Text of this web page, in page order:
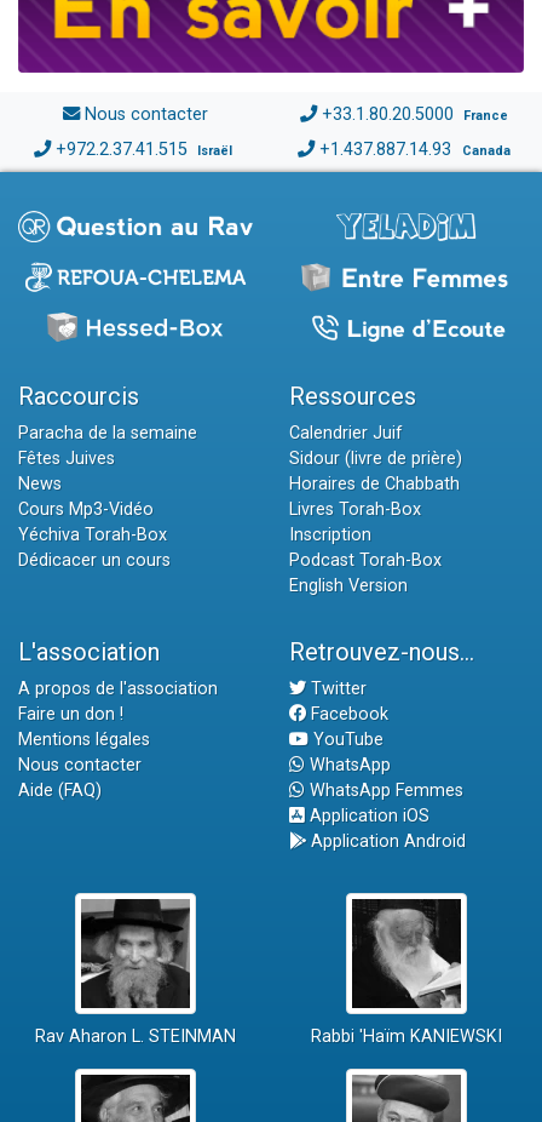
Nous contacter +33.1.80.20.5000 France
+972.2.37.41.515 Israël +1.437.887.14.93 Canada
Raccourcis
Paracha de la semaine
Fêtes Juives
News
Cours Mp3-Vidéo
Yéchiva Torah-Box
Dédicacer un cours
Ressources
Calendrier Juif
Sidour (livre de prière)
Horaires de Chabbath
Livres Torah-Box
Inscription
Podcast Torah-Box
English Version
L'association
A propos de l'association
Faire un don !
Mentions légales
Nous contacter
Aide (FAQ)
Retrouvez-nous...
Twitter
Facebook
YouTube
WhatsApp
WhatsApp Femmes
Application iOS
Application Android
Rav Aharon L. STEINMAN Rabbi 'Haïm KANIEWSKI